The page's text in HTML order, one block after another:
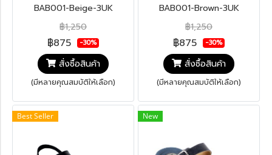
BAB001-Beige-3UK
฿1,250
฿875 -30%
สั่งซื้อสินค้า
(มีหลายคุณสมบัติให้เลือก)
BAB001-Brown-3UK
฿1,250
฿875 -30%
สั่งซื้อสินค้า
(มีหลายคุณสมบัติให้เลือก)
Best Seller New